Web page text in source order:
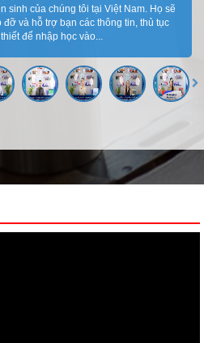
sinh của chúng tôi tại Việt Nam. Họ sẽ
đỡ và hỗ trợ bạn các thông tin, thủ tục
để nhập học vào...